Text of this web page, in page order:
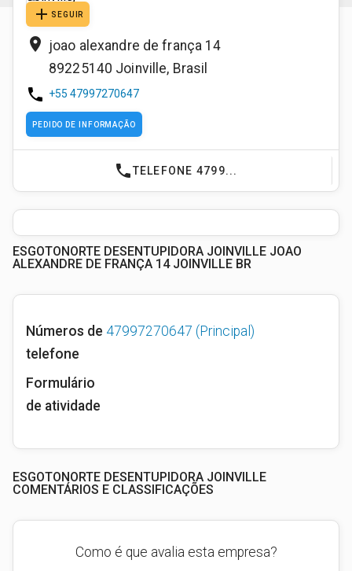
add SEGUIR
place joao alexandre de frança 14
89225140 Joinville, Brasil
phone +55 47997270647
PEDIDO DE INFORMAÇÃO
phoneTELEFONE 4799...
ESGOTONORTE DESENTUPIDORA JOINVILLE JOAO
ALEXANDRE DE FRANÇA 14 JOINVILLE BR
Números de
telefone
47997270647 (Principal)
Formulário
de atividade
ESGOTONORTE DESENTUPIDORA JOINVILLE
COMENTÁRIOS E CLASSIFICAÇÕES
Como é que avalia esta empresa?